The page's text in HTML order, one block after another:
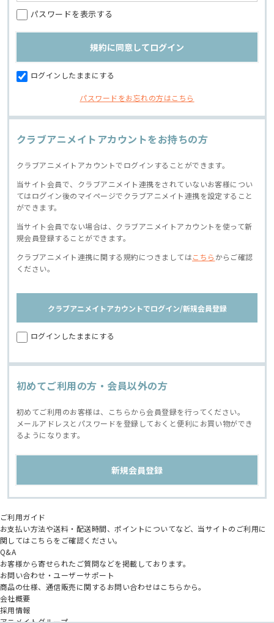
パスワードを表示する
ログインしたままにする
パスワードをお忘れの方はこちら
クラブアニメイトアカウントをお持ちの方
クラブアニメイトアカウントでログインすることができます。
当サイト会員で、クラブアニメイト連携をされていないお客様につい
てはログイン後のマイページでクラブアニメイト連携を設定すること
ができます。
当サイト会員でない場合は、クラブアニメイトアカウントを使って新
規会員登録することができます。
クラブアニメイト連携に関する規約につきましてはこちら からご確認
ください。
クラブアニメイトアカウントでログイン/新規会員登録
ログインしたままにする
初めてご利用の方・会員以外の方
初めてご利用のお客様は、こちらから会員登録を行ってください。
メールアドレスとパスワードを登録しておくと便利にお買い物ができ
るようになります。
ご利用ガイド
お支払い方法や送料・配送時間、ポイントについてなど、当サイトのご利用に
関してはこちらをご確認ください。
Q&A
お客様から寄せられたご質問などを掲載しております。
お問い合わせ・ユーザーサポート
商品の仕様、通信販売に関するお問い合わせはこちらから。
会社概要
採用情報